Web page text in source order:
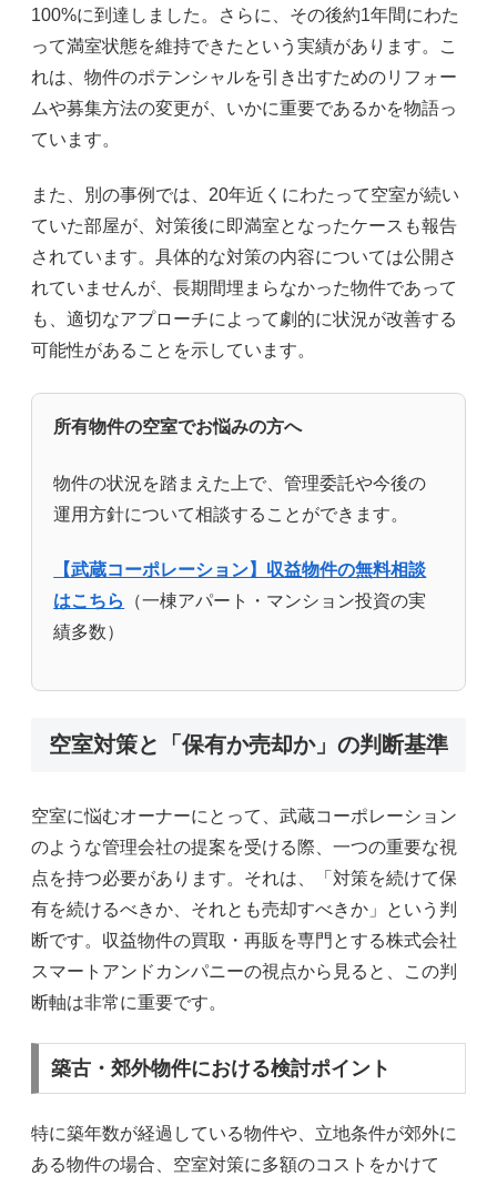
100%に到達しました。さらに、その後約1年間にわた
って満室状態を維持できたという実績があります。こ
れは、物件のポテンシャルを引き出すためのリフォー
ムや募集方法の変更が、いかに重要であるかを物語っ
ています。
また、別の事例では、20年近くにわたって空室が続い
ていた部屋が、対策後に即満室となったケースも報告
されています。具体的な対策の内容については公開さ
れていませんが、長期間埋まらなかった物件であって
も、適切なアプローチによって劇的に状況が改善する
可能性があることを示しています。
所有物件の空室でお悩みの方へ
物件の状況を踏まえた上で、管理委託や今後の
運用方針について相談することができます。
【武蔵コーポレーション】収益物件の無料相談
はこちら
（一棟アパート・マンション投資の実
績多数）
空室対策と「保有か売却か」の判断基準
空室に悩むオーナーにとって、武蔵コーポレーション
のような管理会社の提案を受ける際、一つの重要な視
点を持つ必要があります。それは、「対策を続けて保
有を続けるべきか、それとも売却すべきか」という判
断です。収益物件の買取・再販を専門とする株式会社
スマートアンドカンパニーの視点から見ると、この判
断軸は非常に重要です。
築古・郊外物件における検討ポイント
特に築年数が経過している物件や、立地条件が郊外に
ある物件の場合、空室対策に多額のコストをかけて